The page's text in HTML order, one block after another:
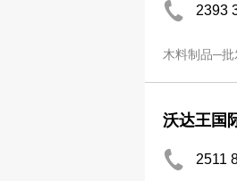
2393
木料制品─批
沃达王国
2511